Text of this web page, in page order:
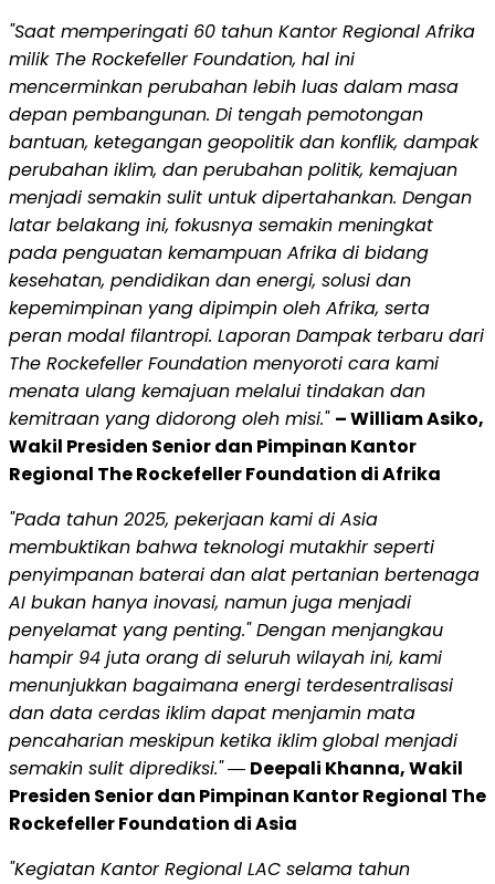
"Saat memperingati 60 tahun Kantor Regional Afrika
milik The Rockefeller Foundation, hal ini
mencerminkan perubahan lebih luas dalam masa
depan pembangunan. Di tengah pemotongan
bantuan, ketegangan geopolitik dan konflik, dampak
perubahan iklim, dan perubahan politik, kemajuan
menjadi semakin sulit untuk dipertahankan. Dengan
latar belakang ini, fokusnya semakin meningkat
pada penguatan kemampuan Afrika di bidang
kesehatan, pendidikan dan energi, solusi dan
kepemimpinan yang dipimpin oleh Afrika, serta
peran modal filantropi. Laporan Dampak terbaru dari
The Rockefeller Foundation menyoroti cara kami
menata ulang kemajuan melalui tindakan dan
kemitraan yang didorong oleh misi." – William Asiko,
Wakil Presiden Senior dan Pimpinan Kantor
Regional The Rockefeller Foundation di Afrika
"Pada tahun 2025, pekerjaan kami di Asia
membuktikan bahwa teknologi mutakhir seperti
penyimpanan baterai dan alat pertanian bertenaga
AI bukan hanya inovasi, namun juga menjadi
penyelamat yang penting." Dengan menjangkau
hampir 94 juta orang di seluruh wilayah ini, kami
menunjukkan bagaimana energi terdesentralisasi
dan data cerdas iklim dapat menjamin mata
pencaharian meskipun ketika iklim global menjadi
semakin sulit diprediksi."― Deepali Khanna, Wakil
Presiden Senior dan Pimpinan Kantor Regional The
Rockefeller Foundation di Asia
"Kegiatan Kantor Regional LAC selama tahun